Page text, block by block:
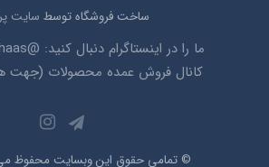
ساخت فروشگاه توسط سایت
ما را در اینستاگرام دنبال کنید: @vitrin_khaas
کانال فروش عمده محصولات (جهت
© تمامی حقوق این وبسایت محفوظ می